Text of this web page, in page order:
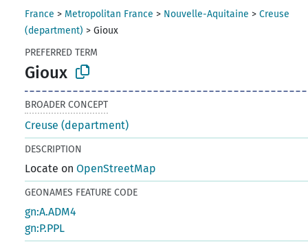
France > Metropolitan France > Nouvelle-Aquitaine >Creuse
(department) >Gioux
PREFERRED TERM
Gioux
BROADER CONCEPT
Creuse (department)
DESCRIPTION
Locate onOpenStreetMap
GEONAMES FEATURE CODE
gn:A.ADM4
gn:P.PPL